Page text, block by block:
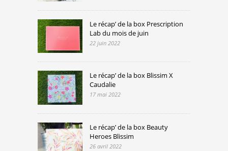
Le récap’ de la box Prescription
Lab du mois de juin
22 juin 2022
Le récap’ de la box Blissim X
Caudalie
17 mai 2022
Le récap’ de la box Beauty
Heroes Blissim
26 avril 2022